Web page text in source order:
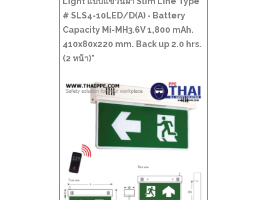
# SLS4-10LED/D(A) - Battery
Capacity Mi-MH3.6V 1,800 mAh.
410x80x220 mm. Back up 2.0 hrs.
(2 หน้า)"